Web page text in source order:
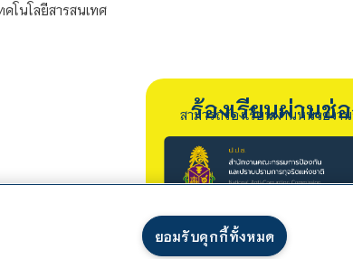
โนโลยีสารสนเทศ
ร้องเรียนผ่านช่
สามารถร้องเรียนผ่านหน่วยง
ยอมรับคุกกี้ทั้งหมด